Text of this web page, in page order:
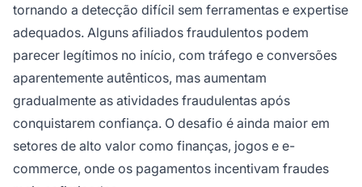
tornando a detecção difícil sem ferramentas e expertise
adequados. Alguns afiliados fraudulentos podem
parecer legítimos no início, com tráfego e conversões
aparentemente autênticos, mas aumentam
gradualmente as atividades fraudulentas após
conquistarem confiança. O desafio é ainda maior em
setores de alto valor como finanças, jogos e e-
commerce, onde os pagamentos incentivam fraudes